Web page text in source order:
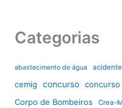
Categorias
abastecimento de água acidente
cemig concurso concurso
Corpo de Bombeiros
Crea-